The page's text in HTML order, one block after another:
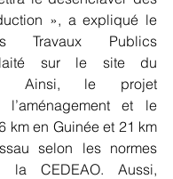
», a expliqué le
Travaux Publics
sur le site du
Ainsi, le projet
l’aménagement et le
km en Guinée et 21 km
selon les normes
la CEDEAO. Aussi,